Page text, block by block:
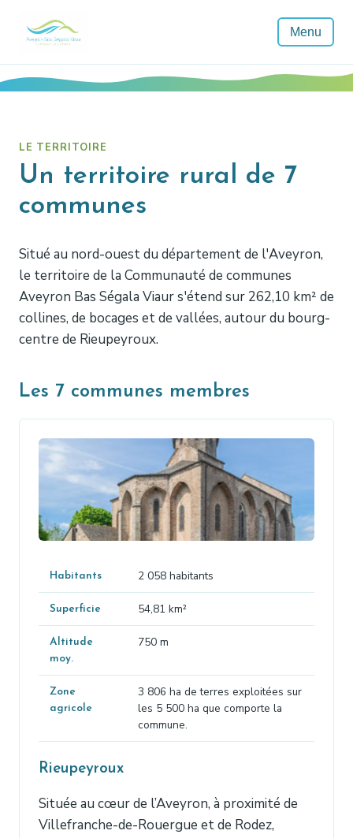
Menu
LE TERRITOIRE
Un territoire rural de 7
communes
Situé au nord-ouest du département de l'Aveyron,
le territoire de la Communauté de communes
Aveyron Bas Ségala Viaur s'étend sur 262,10 km² de
collines, de bocages et de vallées, autour du bourg-
centre de Rieupeyroux.
Les 7 communes membres
Habitants 2 058 habitants
Superficie 54,81 km²
Altitude
moy.
750 m
Zone
agricole
3 806 ha de terres exploitées sur
les 5 500 ha que comporte la
commune.
Rieupeyroux
Située au cœur de l’Aveyron, à proximité de
Villefranche-de-Rouergue et de Rodez,